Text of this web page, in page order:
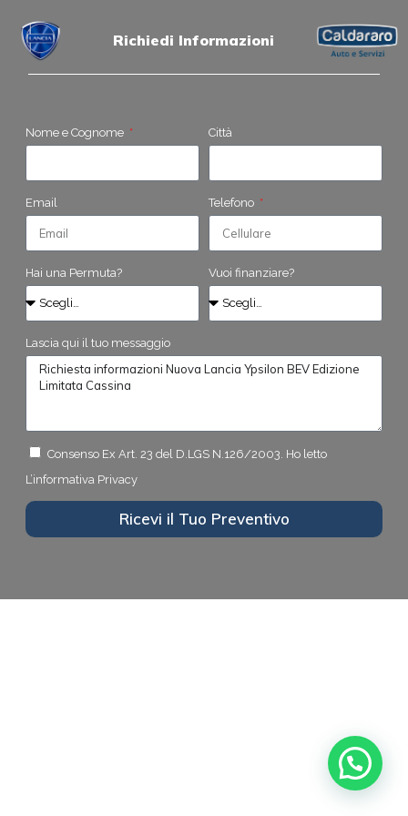
Richiedi Informazioni
Nome e Cognome Città
Email Telefono
Hai una Permuta? Vuoi finanziare?
Lascia qui il tuo messaggio
Consenso Ex Art. 23 del D.LGS N.126/2003. Ho letto
L’informativa Privacy
Ricevi il Tuo Preventivo